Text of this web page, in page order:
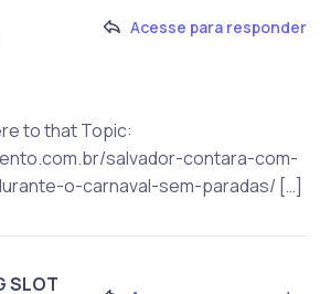
Acesse para responder
to that Topic:
salvador-contara-com-
o-carnaval-sem-paradas/ […]
SLOT